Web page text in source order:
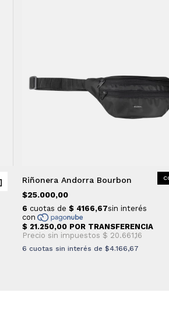
Riñonera Andorra Bourbon
$25.000,00
6 cuotas sin interés de $4.166,67